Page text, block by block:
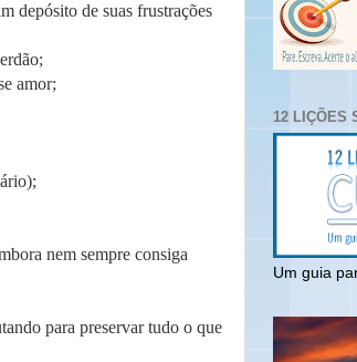
depósito de suas frustrações
amor;
nem sempre consiga
para preservar tudo o que
12 LIÇÕES
Um guia